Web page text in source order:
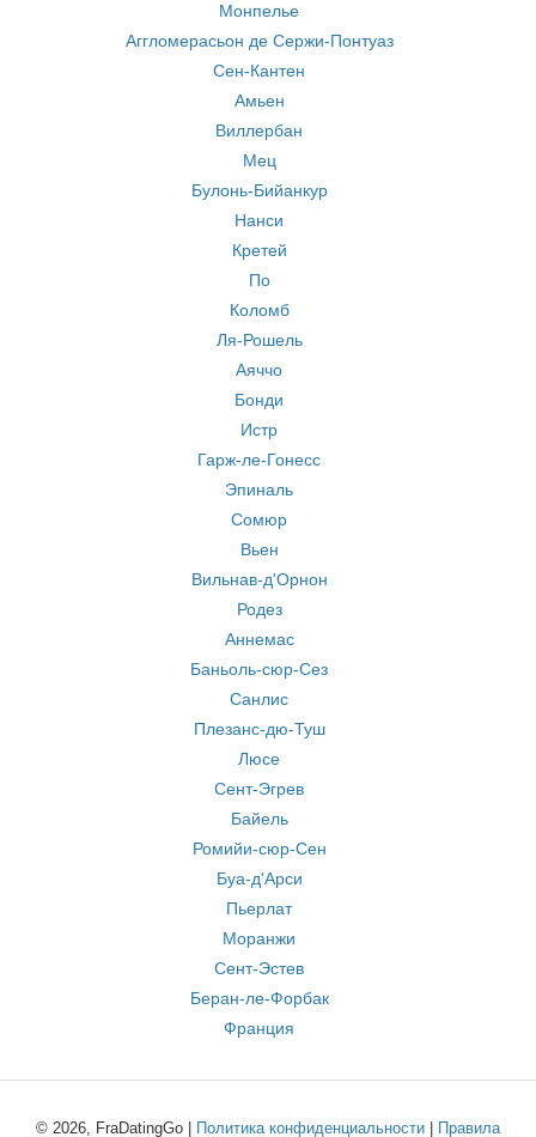
Монпелье
Аггломерасьон де Сержи-Понтуаз
Сен-Кантен
Амьен
Виллербан
Мец
Булонь-Бийанкур
Нанси
Кретей
По
Коломб
Ля-Рошель
Аяччо
Бонди
Истр
Гарж-ле-Гонесс
Эпиналь
Сомюр
Вьен
Вильнав-д'Орнон
Родез
Аннемас
Баньоль-сюр-Сез
Санлис
Плезанс-дю-Туш
Люсе
Сент-Эгрев
Байель
Ромийи-сюр-Сен
Буа-д'Арси
Пьерлат
Моранжи
Сент-Эстев
Беран-ле-Форбак
Франция
© 2026, FraDatingGo | Политика конфиденциальности Правила